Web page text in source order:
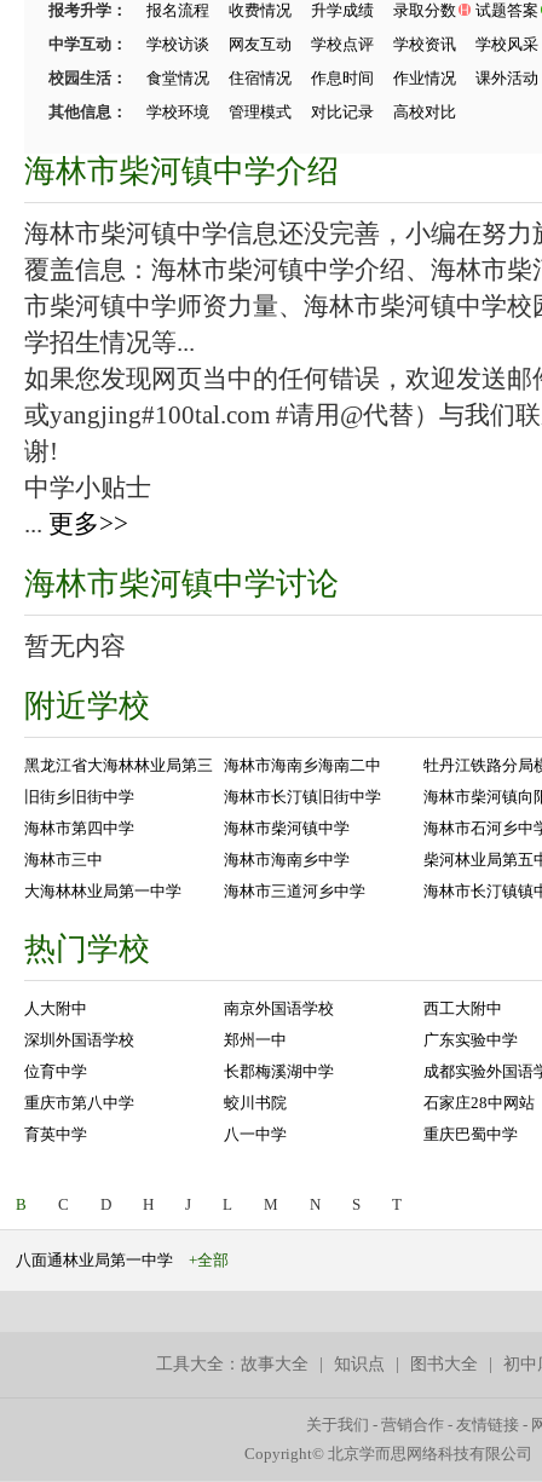
报考升学：
报名流程 收费情况 升学成绩 录取分数
试题答案
中学互动：
学校访谈 网友互动 学校点评 学校资讯
学校风采
校园生活：
食堂情况 住宿情况 作息时间 作业情况
课外活动
其他信息：
学校环境 管理模式 对比记录 高校对比
海林市柴河镇中学介绍
海林市柴河镇中学信息还没完善，小编在努力
覆盖信息：海林市柴河镇中学介绍、海林市
市柴河镇中学师资力量、海林市柴河镇中学
学招生情况等...
如果您发现网页当中的任何错误，欢迎发送邮
或yangjing#100tal.com #请用@代替）与我们
谢!
中学小贴士
... 更多>>
海林市柴河镇中学讨论
暂无内容
附近学校
黑龙江省大海林林业局第三 海林市海南乡海南二中
牡丹江铁路分局
旧街乡旧街中学
海林市长汀镇旧街中学
海林市柴河镇向
海林市第四中学
海林市柴河镇中学
海林市石河乡中
海林市三中
海林市海南乡中学
柴河林业局第五
大海林林业局第一中学
海林市三道河乡中学 海林市长汀镇镇
热门学校
人大附中 南京外国语学校
西工大附中
深圳外国语学校
郑州一中
广东实验中学
位育中学
长郡梅溪湖中学
成都实验外国语
重庆市第八中学
蛟川书院
石家庄28中网站
育英中学
八一中学 重庆巴蜀中学
B C D H J L M N S T
八面通林业局第一中学 +全部
工具大全：故事大全 |知识点 图书大全 |初中
关于我们 -营销合作 -友情链接 -
Copyright© 北京学而思网络科技有限公司